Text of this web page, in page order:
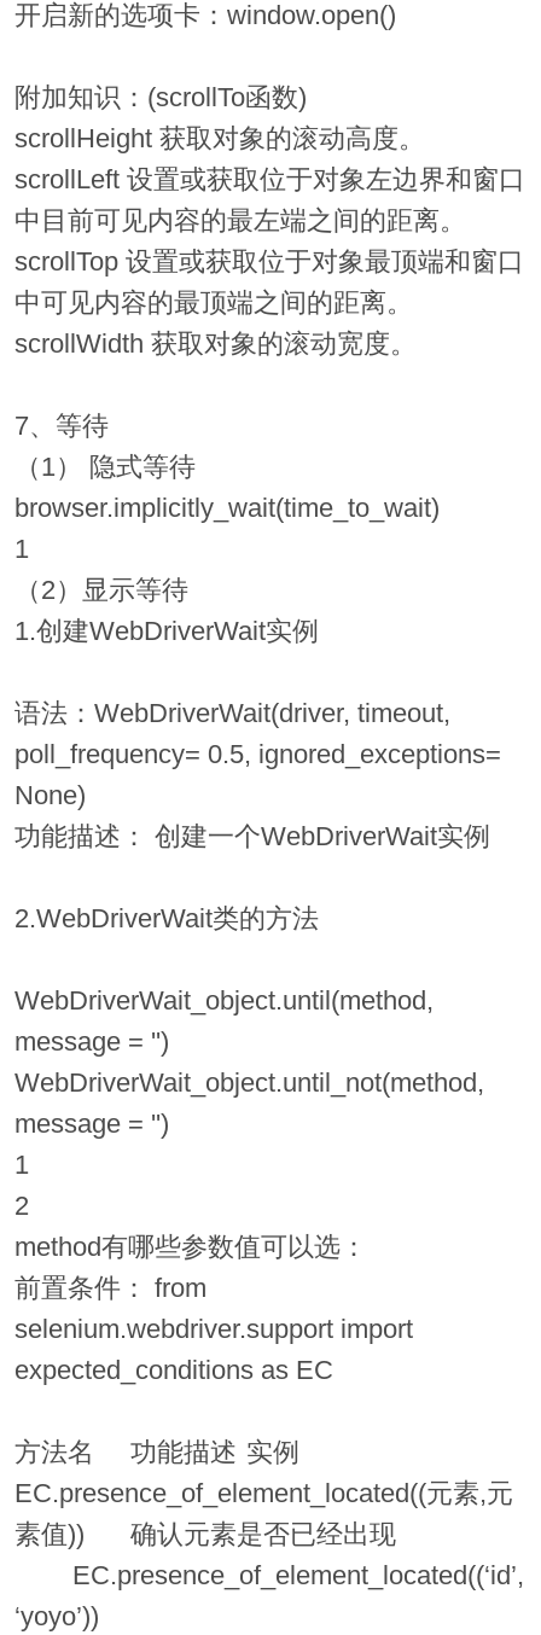
开启新的选项卡：window.open()
附加知识：(scrollTo函数)
scrollHeight 获取对象的滚动高度。
scrollLeft 设置或获取位于对象左边界和窗口
中目前可见内容的最左端之间的距离。
scrollTop 设置或获取位于对象最顶端和窗口
中可见内容的最顶端之间的距离。
scrollWidth 获取对象的滚动宽度。
7、等待
（1） 隐式等待
browser.implicitly_wait(time_to_wait)
1
（2）显示等待
1.创建WebDriverWait实例
语法：WebDriverWait(driver, timeout,
poll_frequency= 0.5, ignored_exceptions=
None)
功能描述： 创建一个WebDriverWait实例
2.WebDriverWait类的方法
WebDriverWait_object.until(method,
message = '')
WebDriverWait_object.until_not(method,
message = '')
1
2
method有哪些参数值可以选：
前置条件： from
selenium.webdriver.support import
expected_conditions as EC
方法名 功能描述 实例
EC.presence_of_element_located((元素,元
素值))
确认元素是否已经出现
EC.presence_of_element_located((‘id’,
‘yoyo’))